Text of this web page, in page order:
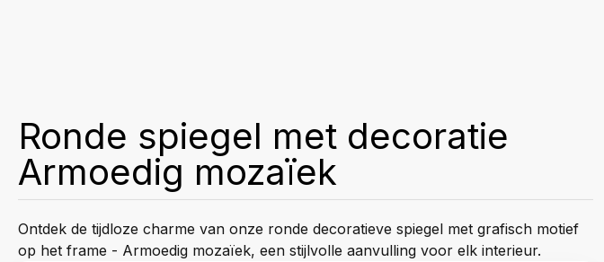
Ronde spiegel met decoratie
Armoedig mozaïek
Ontdek de tijdloze charme van onze ronde decoratieve spiegel met grafisch motief
op het frame - Armoedig mozaïek, een stijlvolle aanvulling voor elk interieur.